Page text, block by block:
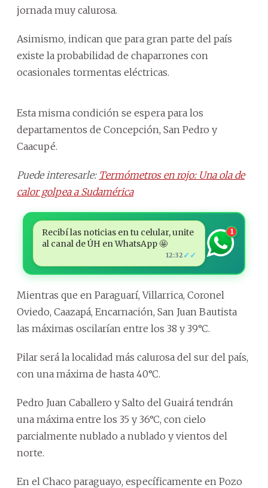
jornada muy calurosa.
Asimismo, indican que para gran parte del país
existe la probabilidad de chaparrones con
ocasionales tormentas eléctricas.
Esta misma condición se espera para los
departamentos de Concepción, San Pedro y
Caacupé.
Puede interesarle: Termómetros en rojo: Una ola de
calor golpea a Sudamérica
Recibí las noticias en tu celular, unite
al canal de ÚH en WhatsApp 🤩
12:32 ✓✓
1
Mientras que en Paraguarí, Villarrica, Coronel
Oviedo, Caazapá, Encarnación, San Juan Bautista
las máximas oscilarían entre los 38 y 39°C.
Pilar será la localidad más calurosa del sur del país,
con una máxima de hasta 40°C.
Pedro Juan Caballero y Salto del Guairá tendrán
una máxima entre los 35 y 36°C, con cielo
parcialmente nublado a nublado y vientos del
norte.
En el Chaco paraguayo, específicamente en Pozo